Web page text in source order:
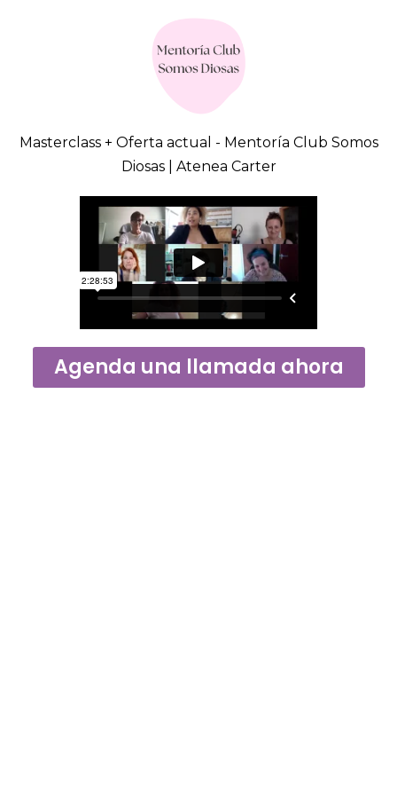
Masterclass + Oferta actual - Mentoría Club Somos
Diosas | Atenea Carter
Agenda una llamada ahora